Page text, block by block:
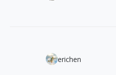
絕景收藏！Ella Du Cane 百
erichen